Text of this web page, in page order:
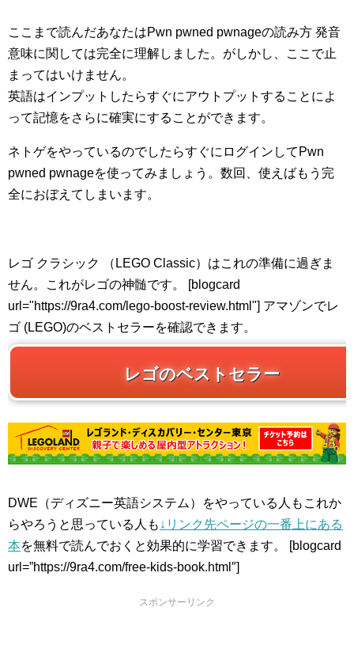
ここまで読んだあなたはPwn pwned pwnageの読み方 発音
意味に関しては完全に理解しました。がしかし、ここで止
まってはいけません。
英語はインプットしたらすぐにアウトプットすることによ
って記憶をさらに確実にすることができます。
ネトゲをやっているのでしたらすぐにログインしてPwn
pwned pwnageを使ってみましょう。数回、使えばもう完
全におぼえてしまいます。
レゴ クラシック （LEGO Classic）はこれの準備に過ぎま
せん。これがレゴの神髄です。 [blogcard
url="https://9ra4.com/lego-boost-review.html"] アマゾンでレ
ゴ (LEGO)のベストセラーを確認できます。
レゴのベストセラー
DWE（ディズニー英語システム）をやっている人もこれか
らやろうと思っている人も ↓リンク先ページの一番上にある
本を無料で読んでおくと効果的に学習できます。 [blogcard
url=”https://9ra4.com/free-kids-book.html″]
スポンサーリンク